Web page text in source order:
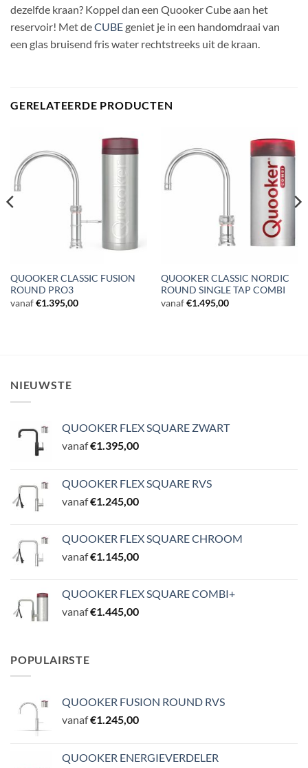
dezelfde kraan? Koppel dan een Quooker Cube aan het
reservoir! Met deCUBEgeniet je in een handomdraai van
een glas bruisend fris water rechtstreeks uit de kraan.
GERELATEERDE PRODUCTEN
QUOOKER CLASSIC FUSION
ROUND PRO3
vanaf €1.395,00
QUOOKER CLASSIC NORDIC
ROUND SINGLE TAP COMBI
vanaf €1.495,00
NIEUWSTE
QUOOKER FLEX SQUARE ZWART
vanaf€1.395,00
QUOOKER FLEX SQUARE RVS
vanaf€1.245,00
QUOOKER FLEX SQUARE CHROOM
vanaf€1.145,00
QUOOKER FLEX SQUARE COMBI+
vanaf€1.445,00
POPULAIRSTE
QUOOKER FUSION ROUND RVS
vanaf€1.245,00
QUOOKER ENERGIEVERDELER